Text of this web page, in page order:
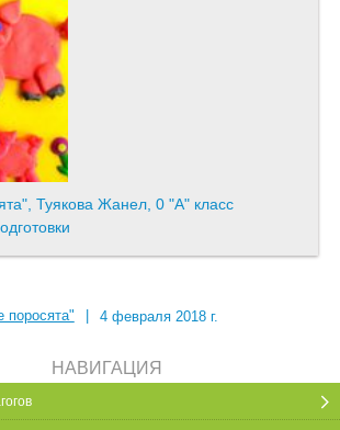
Туякова Жанел, 0 "А" класс
поросята" 4 февраля 2018 г.
НАВИГАЦИЯ